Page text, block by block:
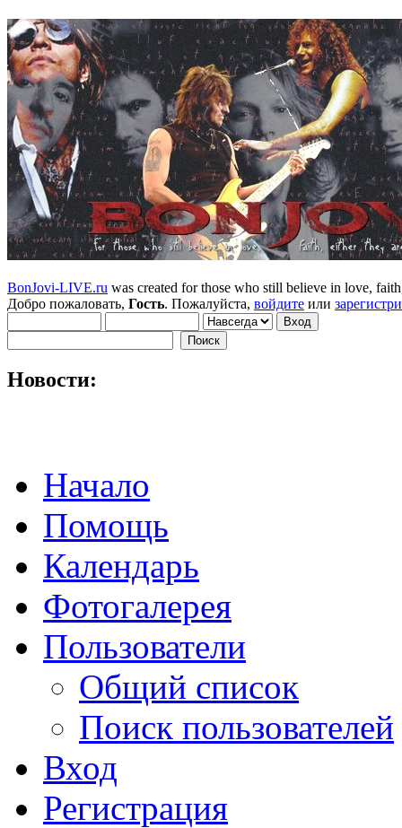
BonJovi-LIVE.ru was created for those who still believe in love,
Добро пожаловать, Гость. Пожалуйста, войдите или
Новости:
Начало
Помощь
Календарь
Фотогалерея
Пользователи
Общий список
Поиск пользователей
Вход
Регистрация